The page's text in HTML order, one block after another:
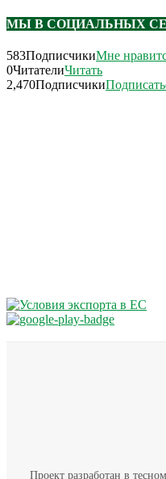
МЫ В СОЦИАЛЬНЫХ
583ПодписчикиМне
0ЧитателиЧитать
2,470Подписчики
Проект разработан в